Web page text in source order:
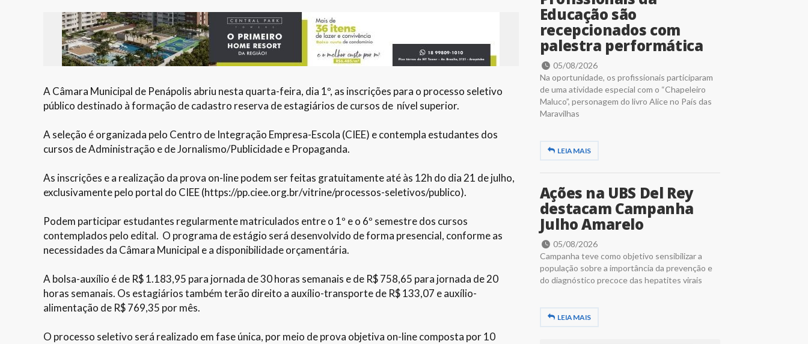
A Câmara Municipal de Penápolis abriu nesta quarta-feira, dia 1º, as inscrições para o processo seletivo
público destinado à formação de cadastro reserva de estagiários de cursos de nível superior.
A seleção é organizada pelo Centro de Integração Empresa-Escola (CIEE) e contempla estudantes dos
cursos de Administração e de Jornalismo/Publicidade e Propaganda.
As inscrições e a realização da prova on-line podem ser feitas gratuitamente até às 12h do dia 21 de julho,
exclusivamente pelo portal do CIEE (https://pp.ciee.org.br/vitrine/processos-seletivos/publico).
Podem participar estudantes regularmente matriculados entre o 1º e o 6º semestre dos cursos
contemplados pelo edital. O programa de estágio será desenvolvido de forma presencial, conforme as
necessidades da Câmara Municipal e a disponibilidade orçamentária.
A bolsa-auxílio é de R$ 1.183,95 para jornada de 30 horas semanais e de R$ 758,65 para jornada de 20
horas semanais. Os estagiários também terão direito a auxílio-transporte de R$ 133,07 e auxílio-
alimentação de R$ 769,35 por mês.
O processo seletivo será realizado em fase única, por meio de prova objetiva on-line composta por 10
Educação são
recepcionados com
palestra performática
05/08/2026
Na oportunidade, os profissionais participaram
de uma atividade especial com o “Chapeleiro
Maluco”, personagem do livro Alice no País das
Maravilhas
LEIA MAIS
Ações na UBS Del Rey
destacam Campanha
Julho Amarelo
05/08/2026
Campanha teve como objetivo sensibilizar a
população sobre a importância da prevenção e
do diagnóstico precoce das hepatites virais
LEIA MAIS